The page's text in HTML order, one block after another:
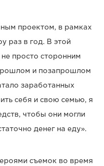
проектом, в рамках
раз в год. В этой
просто сторонним
и позапрошлом
заработанных
себя и свою семью, я
чтобы они могли
денег на еду».
съемок во время